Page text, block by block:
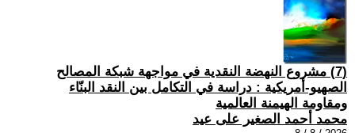
(7) مشروع النهضة النقدية في مواجهة شبكة المصالح
الصهيو-أمريكية : دراسة في التكامل بين النقد البنّاء
ومقاومة الهيمنة العالمية
محمد أحمد الصغير على عيد